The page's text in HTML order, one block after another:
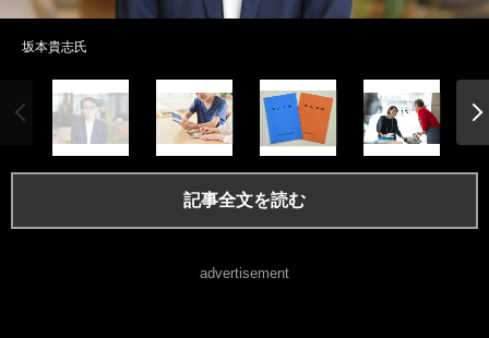
坂本貴志氏
記事全文を読む
advertisement